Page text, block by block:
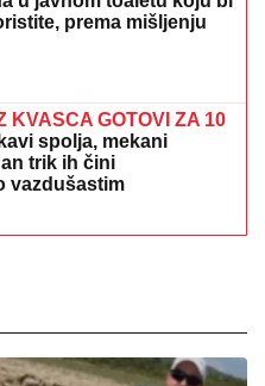
prema mišljenju
KVASCA GOTOVI ZA 10
spolja, mekani
trik ih čini
vazdušastim